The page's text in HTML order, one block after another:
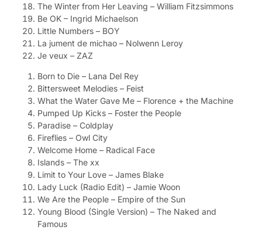
The Winter from Her Leaving – William Fitzsimmons
Be OK – Ingrid Michaelson
Little Numbers – BOY
La jument de michao – Nolwenn Leroy
Je veux – ZAZ
Born to Die – Lana Del Rey
Bittersweet Melodies – Feist
What the Water Gave Me – Florence + the Machine
Pumped Up Kicks – Foster the People
Paradise – Coldplay
Fireflies – Owl City
Welcome Home – Radical Face
Islands – The xx
Limit to Your Love – James Blake
Lady Luck (Radio Edit) – Jamie Woon
We Are the People – Empire of the Sun
Young Blood (Single Version) – The Naked and
Famous